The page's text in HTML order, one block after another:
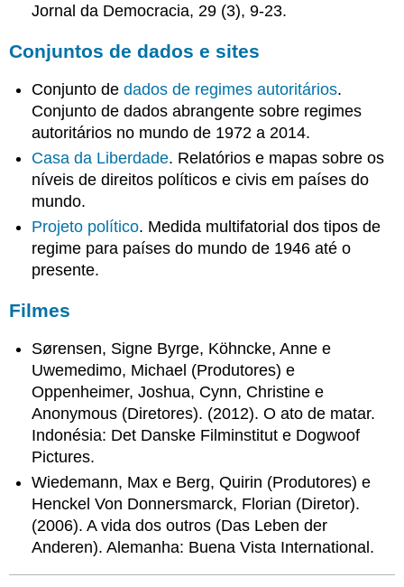
Jornal da Democracia, 29 (3), 9-23.
Conjuntos de dados e sites
Conjunto dedados de regimes autoritários.
Conjunto de dados abrangente sobre regimes
autoritários no mundo de 1972 a 2014.
Casa da Liberdade. Relatórios e mapas sobre os
níveis de direitos políticos e civis em países do
mundo.
Projeto político. Medida multifatorial dos tipos de
regime para países do mundo de 1946 até o
presente.
Filmes
Sørensen, Signe Byrge, Köhncke, Anne e
Uwemedimo, Michael (Produtores) e
Oppenheimer, Joshua, Cynn, Christine e
Anonymous (Diretores). (2012). O ato de matar.
Indonésia: Det Danske Filminstitut e Dogwoof
Pictures.
Wiedemann, Max e Berg, Quirin (Produtores) e
Henckel Von Donnersmarck, Florian (Diretor).
(2006). A vida dos outros (Das Leben der
Anderen). Alemanha: Buena Vista International.